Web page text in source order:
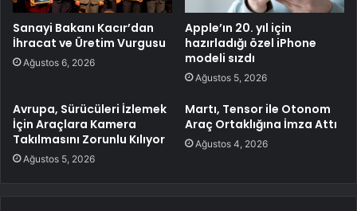
Sanayi Bakanı Kacır’dan
İhracat ve Üretim Vurgusu
Ağustos 6, 2026
Apple’ın 20. yıl için
hazırladığı özel iPhone
modeli sızdı
Ağustos 5, 2026
Avrupa, Sürücüleri İzlemek
İçin Araçlara Kamera
Takılmasını Zorunlu Kılıyor
Ağustos 5, 2026
Martı, Tensor ile Otonom
Araç Ortaklığına İmza Attı
Ağustos 4, 2026